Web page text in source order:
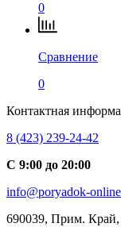
0
Сравнение
0
Контактная
8 (423) 239-24-42
С 9:00 до 20:00
info@poryadok-
690039, Прим. Край,